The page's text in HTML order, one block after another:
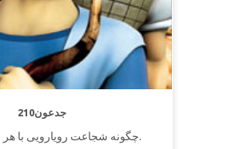
210جدعون
چگونه شجاعت رویارویی با هر چالشی را پیدا کنیم.